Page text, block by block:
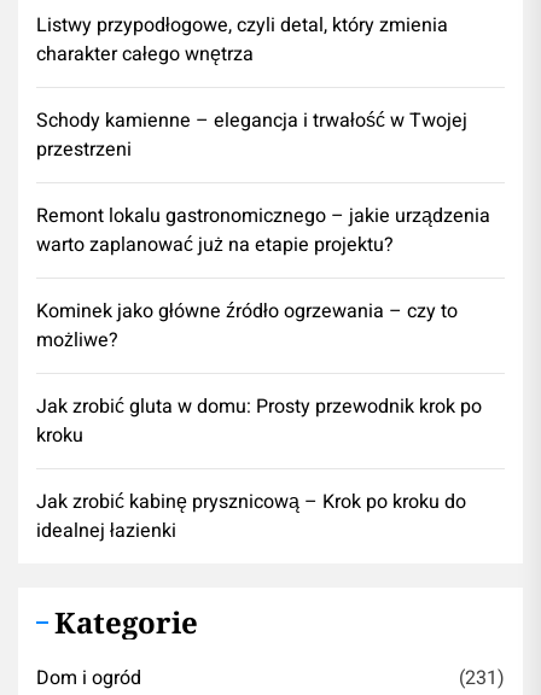
Listwy przypodłogowe, czyli detal, który zmienia
charakter całego wnętrza
Schody kamienne – elegancja i trwałość w Twojej
przestrzeni
​Remont lokalu gastronomicznego – jakie urządzenia
warto zaplanować już na etapie projektu?
Kominek jako główne źródło ogrzewania – czy to
możliwe?
Jak zrobić gluta w domu: Prosty przewodnik krok po
kroku
Jak zrobić kabinę prysznicową – Krok po kroku do
idealnej łazienki
Kategorie
Dom i ogród (231)